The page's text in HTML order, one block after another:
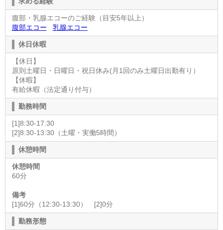
腹部・乳腺エコーのご経験（目安5年以上）
腹部エコー
乳腺エコー
休日休暇
【休日】
原則土曜日・日曜日・祝日休み(月1回のみ土曜日出勤有り）
【休暇】
有給休暇（法定通り付与）
勤務時間
[1]8:30-17:30
[2]8:30-13:30（土曜・実働5時間）
休憩時間
休憩時間
60分
備考
[1]60分（12:30-13:30） [2]0分
勤務形態